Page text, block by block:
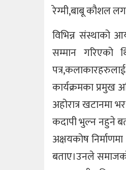
रेग्मी,बाबू कौशल
विभिन्न संस्थाको
सम्मान गरिएको
पत्र,कलाकारहरुलाई
कार्यक्रमका
अहोरात्र खटानमा
कदापी भुल्न नहुने
अक्षयकोष
बताए।उनले